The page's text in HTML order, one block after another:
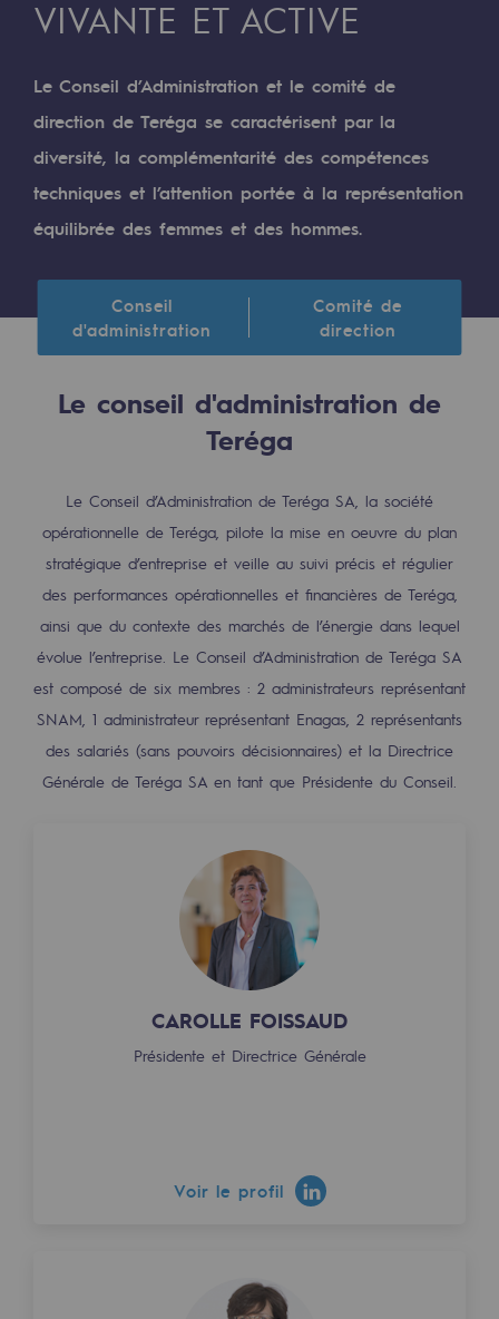
Notre culture et nos valeurs
Une organisation certifiée
Notre organisation
Notre organisation
Gouvernance
Indicateurs
Publications institutionnelles
Où nous trouver
Les énergies d'avenir
Notre vision
Gaz renouvelables et procédés durables
Gaz renouvelables et procédés
Pyrogazéification et gazéification
Méthanation
Captage de CO2
Concertations CH4, H2 et CO2
Espace pédagogique
Espace pédagogique
2050 : un monde d’énergies
Objectif Hydrogène
Acteur engagé
VIVANTE ET ACTIVE
Le Conseil d’Administration et le comité de
direction de Teréga se caractérisent par la
diversité, la complémentarité des compétences
techniques et l’attention portée à la représentation
équilibrée des femmes et des hommes.
Conseil
d'administration
Comité de
direction
Le conseil d'administration de
Teréga
Le Conseil d’Administration de Teréga SA, la société
opérationnelle de Teréga, pilote la mise en oeuvre du plan
stratégique d’entreprise et veille au suivi précis et régulier
des performances opérationnelles et financières de Teréga,
ainsi que du contexte des marchés de l’énergie dans lequel
évolue l’entreprise. Le Conseil d’Administration de Teréga SA
est composé de six membres : 2 administrateurs représentant
SNAM, 1 administrateur représentant Enagas, 2 représentants
des salariés (sans pouvoirs décisionnaires) et la Directrice
Générale de Teréga SA en tant que Présidente du Conseil.
CAROLLE FOISSAUD
Présidente et Directrice Générale
Voir le profil